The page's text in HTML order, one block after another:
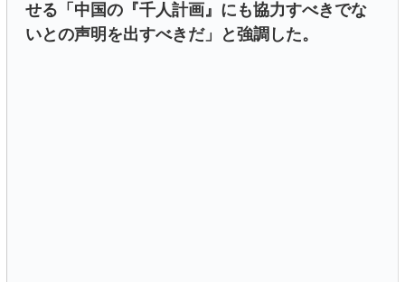
せる「中国の『千人計画』にも協力すべきでな
いとの声明を出すべきだ」と強調した。